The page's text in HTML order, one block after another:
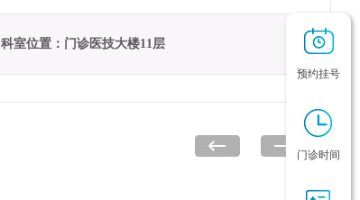
预约挂号
门诊时间
科室位置：门诊医技大楼11层